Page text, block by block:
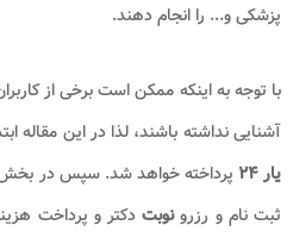
پزشکی و... را انجام دهند.
با توجه به اینکه ممکن است برخی از
آشنایی نداشته باشند، لذا در این مقاله
یار ۲۴
پرداخته خواهد شد. سپس در بخش
ثبت نام و رزرونوبت دکتر و پرداخت